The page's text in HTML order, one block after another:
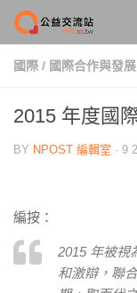
Skip to content
國際 / 國際合作與發展
2015 年度國
BY NPOST 編輯室 · 9
編按：
2015 年被視
和激辯，聯